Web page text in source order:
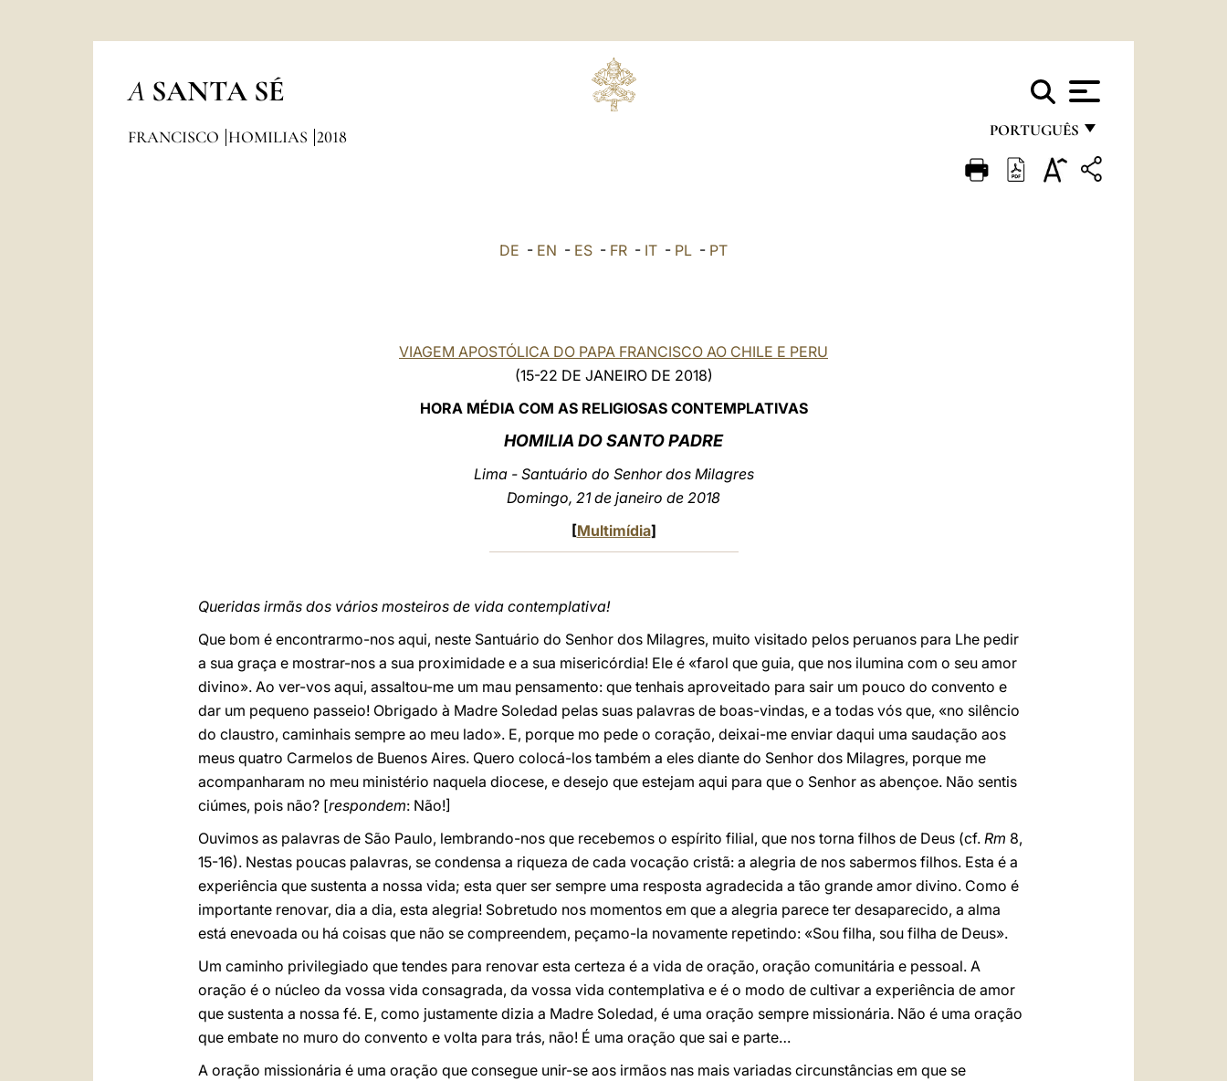
A SANTA SÉ
PORTUGUÊS
FRANÇAIS
FRANCISCO HOMILIAS 2018
DE - EN - ES - FR - IT - PL - PT
VIAGEM APOSTÓLICA DO PAPA FRANCISCO AO CHILE E PERU
(15-22 DE JANEIRO DE 2018)
HORA MÉDIA COM AS RELIGIOSAS CONTEMPLATIVAS
HOMILIA DO SANTO PADRE
Lima - Santuário do Senhor dos Milagres
Domingo, 21 de janeiro de 2018
[Multimídia]
Queridas irmãs dos vários mosteiros de vida contemplativa!
Que bom é encontrarmo-nos aqui, neste Santuário do Senhor dos Milagres, muito visitado pelos peruanos para Lhe pedir
a sua graça e mostrar-nos a sua proximidade e a sua misericórdia! Ele é «farol que guia, que nos ilumina com o seu amor
divino». Ao ver-vos aqui, assaltou-me um mau pensamento: que tenhais aproveitado para sair um pouco do convento e
dar um pequeno passeio! Obrigado à Madre Soledad pelas suas palavras de boas-vindas, e a todas vós que, «no silêncio
do claustro, caminhais sempre ao meu lado». E, porque mo pede o coração, deixai-me enviar daqui uma saudação aos
meus quatro Carmelos de Buenos Aires. Quero colocá-los também a eles diante do Senhor dos Milagres, porque me
acompanharam no meu ministério naquela diocese, e desejo que estejam aqui para que o Senhor as abençoe. Não sentis
ciúmes, pois não? [respondem: Não!]
Ouvimos as palavras de São Paulo, lembrando-nos que recebemos o espírito filial, que nos torna filhos de Deus (cf. Rm 8,
15-16). Nestas poucas palavras, se condensa a riqueza de cada vocação cristã: a alegria de nos sabermos filhos. Esta é a
experiência que sustenta a nossa vida; esta quer ser sempre uma resposta agradecida a tão grande amor divino. Como é
importante renovar, dia a dia, esta alegria! Sobretudo nos momentos em que a alegria parece ter desaparecido, a alma
está enevoada ou há coisas que não se compreendem, peçamo-la novamente repetindo: «Sou filha, sou filha de Deus».
Um caminho privilegiado que tendes para renovar esta certeza é a vida de oração, oração comunitária e pessoal. A
oração é o núcleo da vossa vida consagrada, da vossa vida contemplativa e é o modo de cultivar a experiência de amor
que sustenta a nossa fé. E, como justamente dizia a Madre Soledad, é uma oração sempre missionária. Não é uma oração
que embate no muro do convento e volta para trás, não! É uma oração que sai e parte…
A oração missionária é uma oração que consegue unir-se aos irmãos nas mais variadas circunstâncias em que se